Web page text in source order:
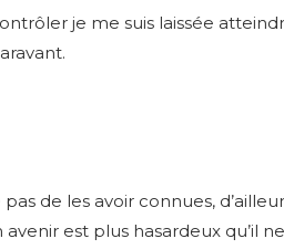
je me suis laissée
de les avoir connues,
est plus hasardeux qu’il